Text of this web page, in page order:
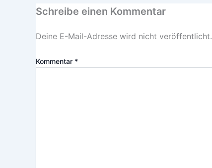
Schreibe einen Kommentar
Deine E-Mail-Adresse wird nicht veröffentlicht.
Kommentar *